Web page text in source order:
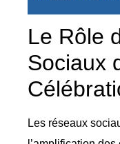
Le Rôle
Sociaux
Les réseaux